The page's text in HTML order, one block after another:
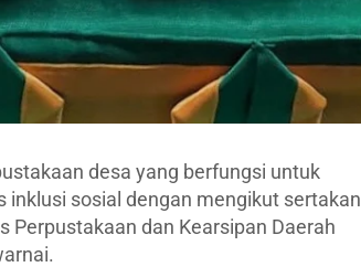
desa yang berfungsi untuk
sosial dengan mengikut sertakan
Perpustakaan dan Kearsipan Daerah